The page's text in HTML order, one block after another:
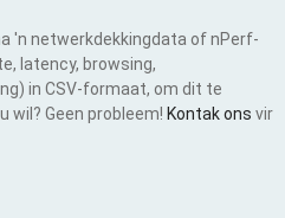
'n netwerkdekkingdata of nPerf-
latency, browsing,
in CSV-formaat, om dit te
wil? Geen probleem! Kontak ons vir